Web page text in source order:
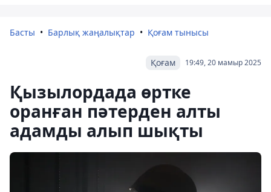
Басты Барлық жаңалықтар Қоғам тынысы
19:49, 20 мамыр 2025
Қоғам
Қызылордада өртке
оранған пәтерден алты
адамды алып шықты